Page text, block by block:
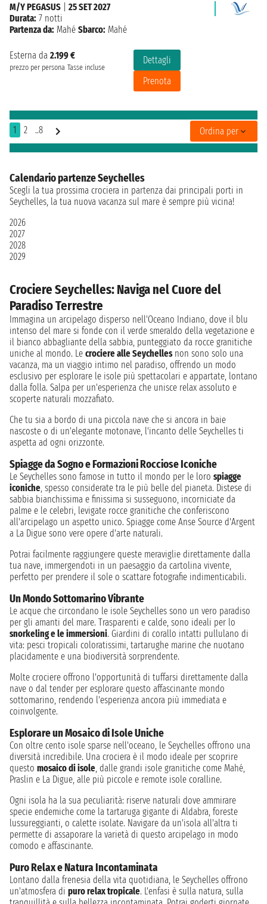
Esterna da 2.199 €
prezzo per persona Tasse incluse
Dettagli
Prenota
M/Y PEGASUS
25 SET 2027
Durata: 7 notti
Partenza da: Mahé Sbarco: Mahé
1 2 ..8 Ordina per
Calendario partenze Seychelles
Scegli la tua prossima crociera in partenza dai principali porti in
Seychelles, la tua nuova vacanza sul mare è sempre più vicina!
2026
2027
2028
2029
Crociere Seychelles: Naviga nel Cuore del
Paradiso Terrestre
Immagina un arcipelago disperso nell'Oceano Indiano, dove il blu
intenso del mare si fonde con il verde smeraldo della vegetazione e
il bianco abbagliante della sabbia, punteggiato da rocce granitiche
uniche al mondo. Le crociere alle Seychellesnon sono solo una
vacanza, ma un viaggio intimo nel paradiso, offrendo un modo
esclusivo per esplorare le isole più spettacolari e appartate, lontano
dalla folla. Salpa per un'esperienza che unisce relax assoluto e
scoperte naturali mozzafiato.
Che tu sia a bordo di una piccola nave che si ancora in baie
nascoste o di un'elegante motonave, l'incanto delle Seychelles ti
aspetta ad ogni orizzonte.
Spiagge da Sogno e Formazioni Rocciose Iconiche
Le Seychelles sono famose in tutto il mondo per le loro spiagge
iconiche, spesso considerate tra le più belle del pianeta. Distese di
sabbia bianchissima e finissima si susseguono, incorniciate da
palme e le celebri, levigate rocce granitiche che conferiscono
all'arcipelago un aspetto unico. Spiagge come Anse Source d'Argent
a La Digue sono vere opere d'arte naturali.
Potrai facilmente raggiungere queste meraviglie direttamente dalla
tua nave, immergendoti in un paesaggio da cartolina vivente,
perfetto per prendere il sole o scattare fotografie indimenticabili.
Un Mondo Sottomarino Vibrante
Le acque che circondano le isole Seychelles sono un vero paradiso
per gli amanti del mare. Trasparenti e calde, sono ideali per lo
snorkeling e le immersioni. Giardini di corallo intatti pullulano di
vita: pesci tropicali coloratissimi, tartarughe marine che nuotano
placidamente e una biodiversità sorprendente.
Molte crociere offrono l'opportunità di tuffarsi direttamente dalla
nave o dal tender per esplorare questo affascinante mondo
sottomarino, rendendo l'esperienza ancora più immediata e
coinvolgente.
Esplorare un Mosaico di Isole Uniche
Con oltre cento isole sparse nell'oceano, le Seychelles offrono una
diversità incredibile. Una crociera è il modo ideale per scoprire
questo mosaico di isole, dalle grandi isole granitiche come Mahé,
Praslin e La Digue, alle più piccole e remote isole coralline.
Ogni isola ha la sua peculiarità: riserve naturali dove ammirare
specie endemiche come la tartaruga gigante di Aldabra, foreste
lussureggianti, o calette isolate. Navigare da un'isola all'altra ti
permette di assaporare la varietà di questo arcipelago in modo
comodo e affascinante.
Puro Relax e Natura Incontaminata
Lontano dalla frenesia della vita quotidiana, le Seychelles offrono
un'atmosfera di puro relax tropicale. L'enfasi è sulla natura, sulla